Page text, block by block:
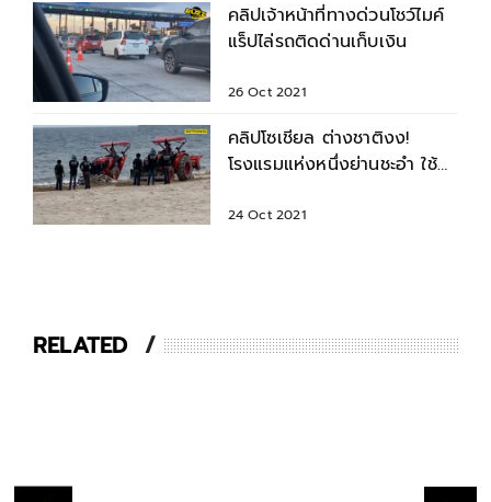
คลิปเจ้าหน้าที่ทางด่วนโชว์ไมค์
แร็ปไล่รถติดด่านเก็บเงิน
26 Oct 2021
คลิปโซเชียล ต่างชาติงง!
โรงแรมแห่งหนึ่งย่านชะอำ ใช้
24 Oct 2021
RELATED